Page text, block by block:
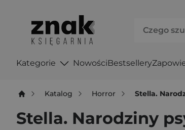
Kategorie NowościBestsellery
Katalog Horror Stella.
Stella. Narodziny